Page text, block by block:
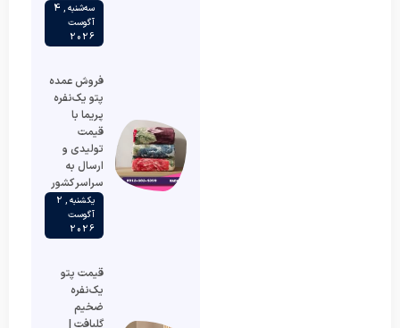
سه‌شنبه , 4
آگوست
2026
فروش عمده
پتو یک‌نفره
پریما با
قیمت
تولیدی و
ارسال به
سراسر کشور
یکشنبه , 2
آگوست
2026
قیمت پتو
یک‌نفره
ضخیم
گلبافت |